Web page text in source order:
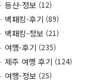
등산-정보 (12)
백패킹-후기 (89)
백패킹-정보 (21)
여행-후기 (235)
제주 여행 후기 (124)
여행-정보 (25)